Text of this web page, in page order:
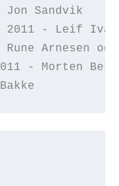
Jon Sandvik
2011 - Leif
Arnesen og
- Morten